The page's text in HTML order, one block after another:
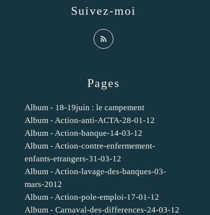
Pages
Album - 18-19juin : le campement
Album - Action-anti-ACTA-28-01-12
Album - Action-banque-14-03-12
Album - Action-contre-enfermement-
enfants-etrangers-31-03-12
Album - Action-lavage-des-banques-03-
mars-2012
Album - Action-pole-emploi-17-01-12
Album - Carnaval-des-differences-24-03-12
Suivez-moi